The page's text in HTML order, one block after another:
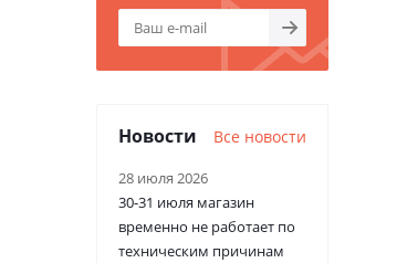
Новости Все новости
28 июля 2026
30-31 июля магазин
временно не работает по
техническим причинам